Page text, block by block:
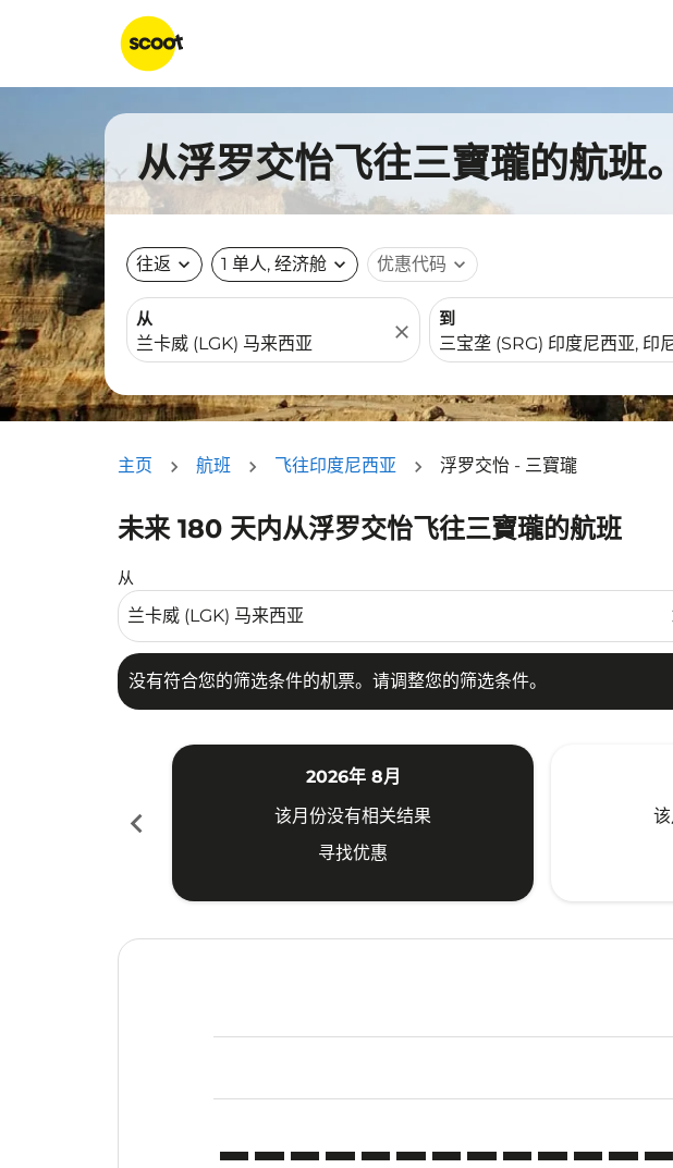
从浮罗交怡飞往三寶瓏的航
往返 expand_more 1 单人, 经济舱 expand_more 优惠代码 expand_more
从
close
到
主页 航班 飞往印度尼西亚 浮罗交怡 - 三寶瓏
未来 180 天内从浮罗交怡飞往三寶瓏的航班
从
没有符合您的筛选条件的机票。请调整您的筛选条件。
没有符合您的筛选条件的机票。请调整您的筛选条件。
chevron_left
2026年 8月
该月份没有相关结果
寻找优惠